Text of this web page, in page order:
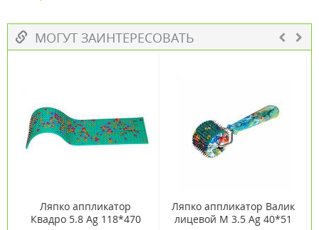
МОГУТ ЗАИНТЕРЕСОВАТЬ
Ляпко аппликатор
Квадро 5.8 Ag 118*470
Ляпко аппликатор Валик
лицевой М 3.5 Ag 40*51